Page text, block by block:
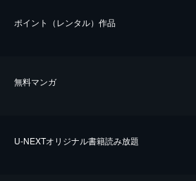
ポイント（レンタル）作品
無料マンガ
U-NEXTオリジナル書籍読み放題